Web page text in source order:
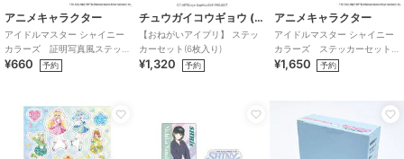
アニメキャラクター
アイドルマスター シャイニー
カラーズ 証明写真風ステッ
カー (鈴木羽那)
¥660 予約
チュウガイコウギョウ (Chugai Mining)
【おねがいアイプリ】 ステッ
カーセット(6枚入り)
¥1,320 予約
アニメキャラクター
アイドルマスター シャイニー
カラーズ ステッカーセット
(283プロ ノクチル)
¥1,650 予約